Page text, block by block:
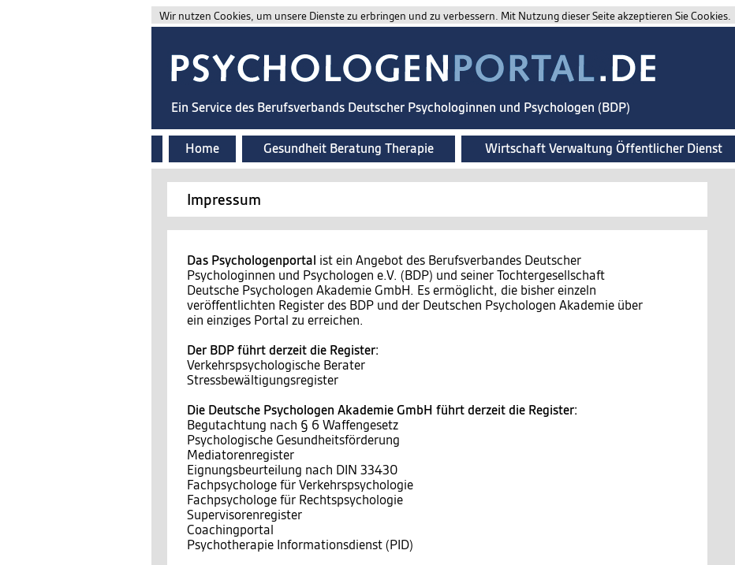
Wir nutzen Cookies, um unsere Dienste zu erbringen und zu verbessern. Mit Nutzung dieser Seite akzeptieren Sie Cookies.
Ein Service des Berufsverbands Deutscher Psychologinnen und Psychologen (BDP)
Home Gesundheit Beratung Therapie Wirtschaft Verwaltung Öffentlicher Dienst
Impressum
Das Psychologenportal ist ein Angebot des Berufsverbandes Deutscher
Psychologinnen und Psychologen e.V. (BDP) und seiner Tochtergesellschaft
Deutsche Psychologen Akademie GmbH. Es ermöglicht, die bisher einzeln
veröffentlichten Register des BDP und der Deutschen Psychologen Akademie über
ein einziges Portal zu erreichen.
Der BDP führt derzeit die Register:
Verkehrspsychologische Berater
Stressbewältigungsregister
Die Deutsche Psychologen Akademie GmbH führt derzeit die Register:
Begutachtung nach § 6 Waffengesetz
Psychologische Gesundheitsförderung
Mediatorenregister
Eignungsbeurteilung nach DIN 33430
Fachpsychologe für Verkehrspsychologie
Fachpsychologe für Rechtspsychologie
Supervisorenregister
Coachingportal
Psychotherapie Informationsdienst (PID)